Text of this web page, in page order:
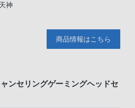
神
商品情報はこちら
ンセリングゲーミングヘッドセ